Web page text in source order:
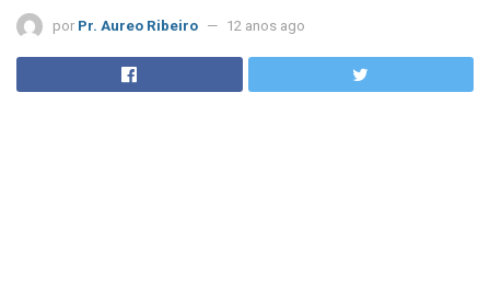
por Pr. Aureo Ribeiro 12 anos ago